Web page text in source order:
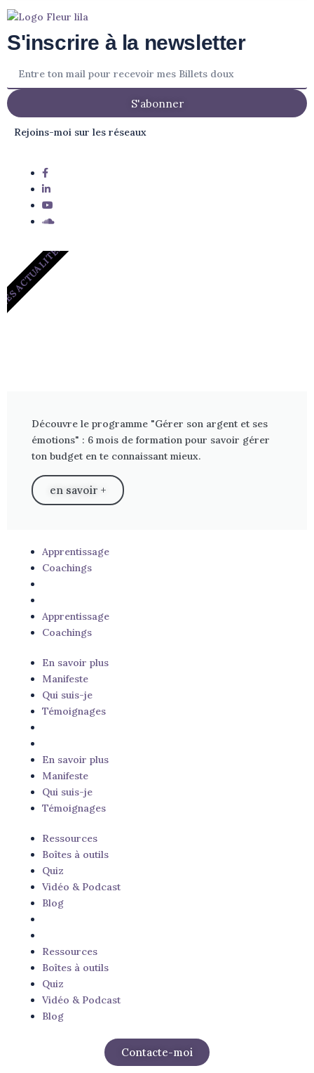
S'inscrire à la newsletter
S'abonner
Rejoins-moi sur les réseaux
Découvre le programme "Gérer son argent et ses
émotions" : 6 mois de formation pour savoir gérer
ton budget en te connaissant mieux.
en savoir +
ACTUALITÉS
Apprentissage
Coachings
Apprentissage
Coachings
En savoir plus
Manifeste
Qui suis-je
Témoignages
En savoir plus
Manifeste
Qui suis-je
Témoignages
Ressources
Boîtes à outils
Quiz
Vidéo & Podcast
Blog
Ressources
Boîtes à outils
Quiz
Vidéo & Podcast
Blog
Contacte-moi